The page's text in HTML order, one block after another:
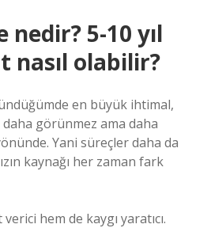
5-10 yıl
nasıl olabilir?
en büyük ihtimal,
görünmez ama daha
Yani süreçler daha da
kaynağı her zaman fark
hem de kaygı yaratıcı.